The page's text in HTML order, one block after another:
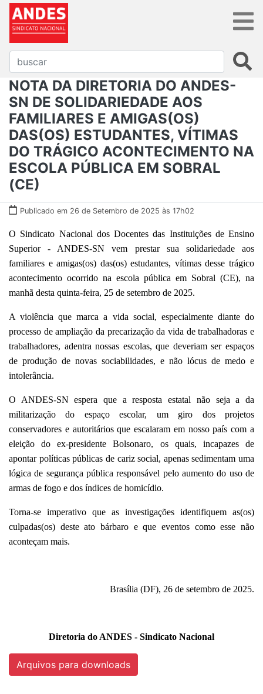
NOTA DA DIRETORIA DO ANDES-
SN DE SOLIDARIEDADE AOS
FAMILIARES E AMIGAS(OS)
DAS(OS) ESTUDANTES, VÍTIMAS
DO TRÁGICO ACONTECIMENTO NA
ESCOLA PÚBLICA EM SOBRAL
(CE)
Publicado em 26 de Setembro de 2025 às 17h02
O Sindicato Nacional dos Docentes das Instituições de Ensino
Superior - ANDES-SN vem prestar sua solidariedade aos
familiares e amigas(os) das(os) estudantes, vítimas desse trágico
acontecimento ocorrido na escola pública em Sobral (CE), na
manhã desta quinta-feira, 25 de setembro de 2025.
A violência que marca a vida social, especialmente diante do
processo de ampliação da precarização da vida de trabalhadoras e
trabalhadores, adentra nossas escolas, que deveriam ser espaços
de produção de novas sociabilidades, e não lócus de medo e
intolerância.
O ANDES-SN espera que a resposta estatal não seja a da
militarização do espaço escolar, um giro dos projetos
conservadores e autoritários que escalaram em nosso país com a
eleição do ex-presidente Bolsonaro, os quais, incapazes de
apontar políticas públicas de cariz social, apenas sedimentam uma
lógica de segurança pública responsável pelo aumento do uso de
armas de fogo e dos índices de homicídio.
Torna-se imperativo que as investigações identifiquem as(os)
culpadas(os) deste ato bárbaro e que eventos como esse não
aconteçam mais.
Brasília (DF), 26 de setembro de 2025.
Diretoria do ANDES - Sindicato Nacional
Arquivos para downloads